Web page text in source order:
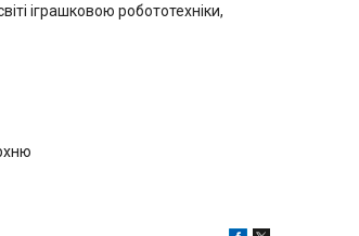
іграшковою робототехніки,